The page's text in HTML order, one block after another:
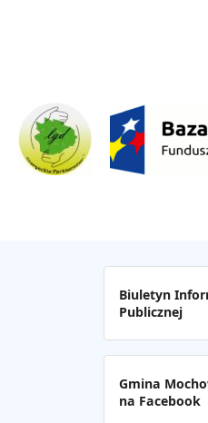
Biuletyn
Publicznej
Gmina
na Facebook